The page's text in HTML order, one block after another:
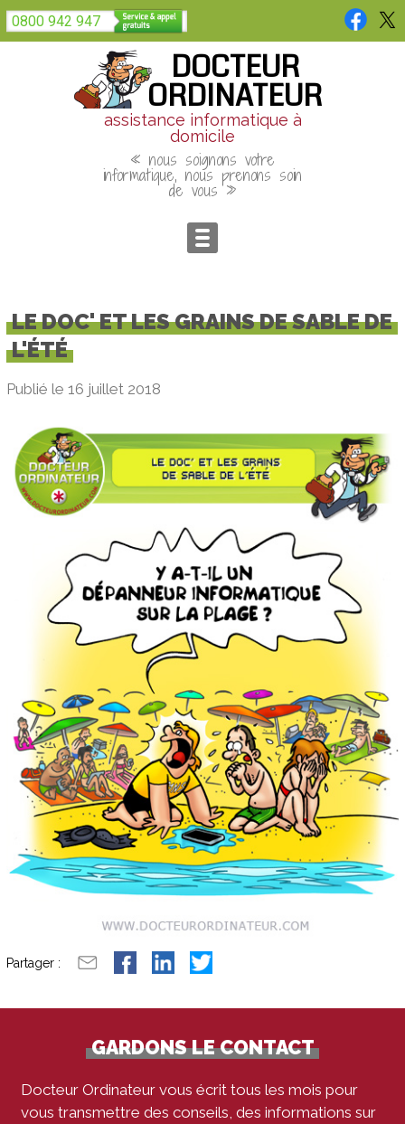
0800 942 947
DOCTEUR
ORDINATEUR
assistance informatique à
domicile
« nous soignons votre
informatique, nous prenons soin
de vous »
LE DOC' ET LES GRAINS DE SABLE DE
L'ÉTÉ
Publié le 16 juillet 2018
Partager :
GARDONS LE CONTACT
Docteur Ordinateur vous écrit tous les mois pour
vous transmettre des conseils, des informations sur
Panneau de gestion des cookies